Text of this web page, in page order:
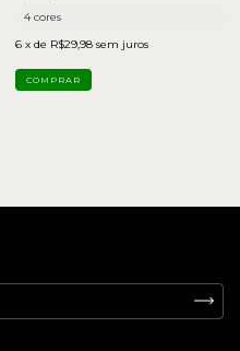
4 cores
6 x de R$29,98 sem juros
COMPRAR